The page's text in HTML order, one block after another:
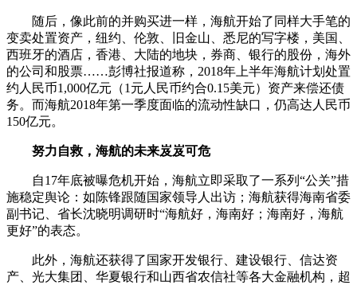
随后，像此前的并购买进一样，海航开始了同样大手笔的
变卖处置资产，纽约、伦敦、旧金山、悉尼的写字楼，美国、
西班牙的酒店，香港、大陆的地块，券商、银行的股份，海外
的公司和股票……彭博社报道称，2018年上半年海航计划处置
约人民币1,000亿元（1元人民币约合0.15美元）资产来偿还债
务。而海航2018年第一季度面临的流动性缺口，仍高达人民币
150亿元。
努力自救，海航的未来岌岌可危
自17年底被曝危机开始，海航立即采取了一系列“公关”措
施稳定舆论：如陈锋跟随国家领导人出访；海航获得海南省委
副书记、省长沈晓明调研时“海航好，海南好；海南好，海航
更好”的表态。
此外，海航还获得了国家开发银行、建设银行、信达资
产、光大集团、华夏银行和山西省农信社等各大金融机构，超